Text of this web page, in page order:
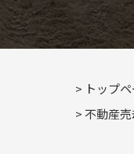
トップ
不動産